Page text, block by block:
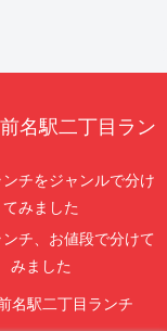
名駅二丁目ラン
チをジャンルで分け
てみました
チ、お値段で分けて
みました
名駅二丁目ランチ